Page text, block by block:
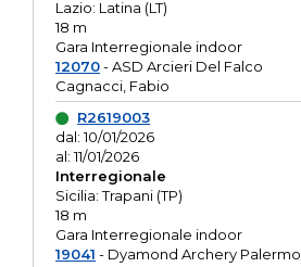
Lazio: Latina (LT)
18 m
Gara Interregionale indoor
12070- ASD Arcieri Del Falco
Cagnacci, Fabio
R2619003
dal: 10/01/2026
al: 11/01/2026
Interregionale
Sicilia: Trapani (TP)
18 m
Gara Interregionale indoor
19041 - Dyamond Archery Palermo